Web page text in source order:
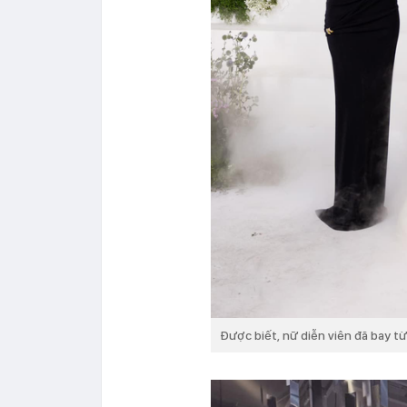
Được biết, nữ diễn viên đã bay